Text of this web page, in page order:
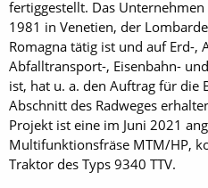
fertiggestellt. Das Unternehmen
1981 in Venetien, der
Romagna tätig ist und auf Erd-,
Abfalltransport-, Eisenbahn-
ist, hat u. a. den Auftrag für die
Abschnitt des Radweges
Projekt ist eine im Juni 2021
Multifunktionsfräse MTM/HP,
Traktor des Typs 9340 TTV.